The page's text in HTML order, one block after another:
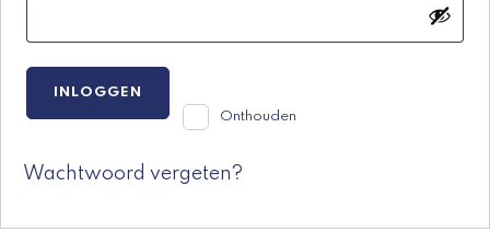
Onthouden
INLOGGEN
Wachtwoord vergeten?